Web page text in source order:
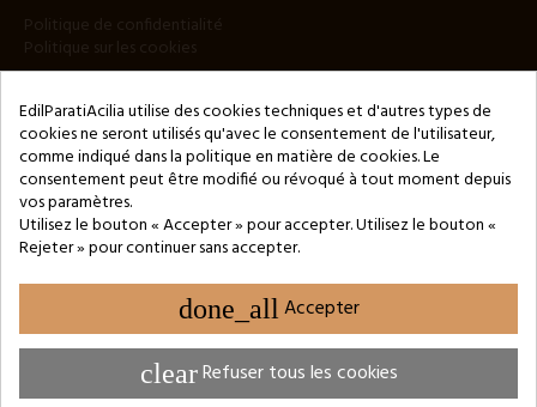
Copyright © 2024 by 3Enne s.r.l.s. P.IVA/C.F.: 13466181008
Numéro d'enregistrement REA : RM-1449325 - Registre du
Commerce de Rome
Website Developed by M.Borzacchini - TestSide
EdilParatiAcilia utilise des cookies techniques et d'autres types de
cookies ne seront utilisés qu'avec le consentement de l'utilisateur,
comme indiqué dans la politique en matière de cookies. Le
consentement peut être modifié ou révoqué à tout moment depuis
vos paramètres.
Utilisez le bouton « Accepter » pour accepter. Utilisez le bouton «
Rejeter » pour continuer sans accepter.
done_all Accepter
clearRefuser tous les cookies